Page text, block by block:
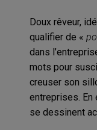
Doux rêveur,
qualifier de «
dans
mots pour
creuser son
entreprises. En
se dessinent